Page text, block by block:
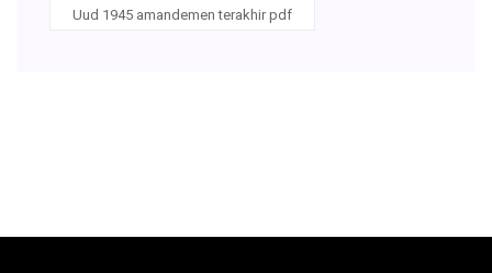
Uud 1945 amandemen terakhir pdf